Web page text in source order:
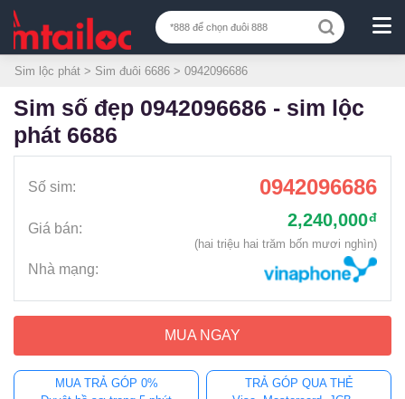
Sim lộc phát > Sim đuôi 6686 > 0942096686
sim số đẹp 0942096686 - sim lộc
phát 6686
Số sim: 0942096686
Giá bán: 2,240,000đ
(hai triệu hai trăm bốn mươi nghìn)
Nhà mạng:
MUA NGAY
MUA TRẢ GÓP 0%
TRẢ GÓP QUA THẺ